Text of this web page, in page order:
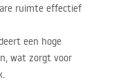
ruimte effectief
een hoge
wat zorgt voor